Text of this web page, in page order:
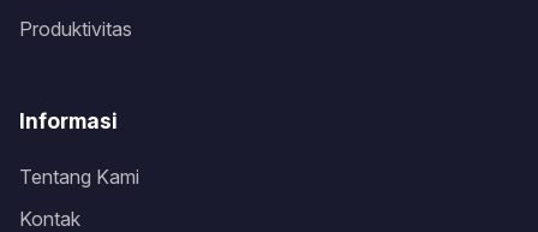
Produktivitas
Informasi
Tentang Kami
Kontak